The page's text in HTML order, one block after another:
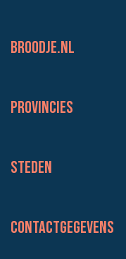
BROODJE.NL
Provincies
Steden
Contactgegevens